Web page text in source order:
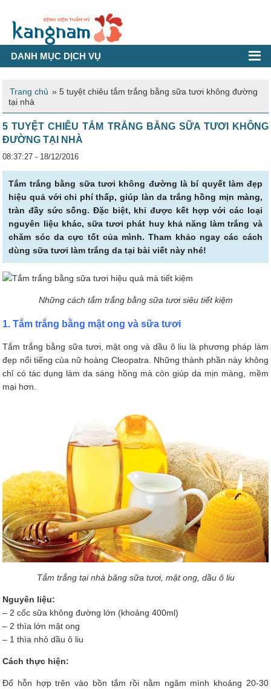
DANH MỤC DỊCH VỤ
Trang chủ »5 tuyệt chiêu tắm trắng bằng sữa tươi không đường
tại nhà
5 TUYỆT CHIÊU TẮM TRẮNG BẰNG SỮA TƯƠI KHÔNG
ĐƯỜNG TẠI NHÀ
08:37:27 - 18/12/2016
Tắm trắng bằng sữa tươi không đường là bí quyết làm đẹp
hiệu quả với chi phí thấp, giúp làn da trắng hồng mịn màng,
tràn đầy sức sống. Đặc biệt, khi được kết hợp với các loại
nguyên liệu khác, sữa tươi phát huy khả năng làm trắng và
chăm sóc da cực tốt của mình. Tham khảo ngay các cách
dùng sữa tươi làm trắng da tại bài viết này nhé!
Những cách tắm trắng bằng sữa tươi siêu tiết kiệm
1. Tắm trắng bằng mật ong và sữa tươi
Tắm trắng bằng sữa tươi, mật ong và dầu ô liu là phương pháp làm
đẹp nổi tiếng của nữ hoàng Cleopatra. Những thành phần này không
chỉ có tác dụng làm da sáng hồng mà còn giúp da mịn màng, mềm
mại hơn.
Tắm trắng tại nhà băng sữa tươi, mật ong, dầu ô liu
Nguyên liệu:
– 2 cốc sữa không đường lớn (khoảng 400ml)
– 2 thìa lớn mật ong
– 1 thìa nhỏ dầu ô liu
Cách thực hiện:
Đổ hỗn hợp trên vào bồn tắm rồi nằm ngâm mình khoảng 20-30